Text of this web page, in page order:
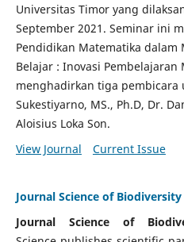
Universitas Timor yang
September 2021. Seminar ini
Pendidikan Matematika dalam
Belajar : Inovasi Pembelajaran
menghadirkan tiga pembicara
Sukestiyarno, MS., Ph.D, Dr.
Aloisius Loka Son.
View Journal
Current Issue
Journal Science of Biodiversity
Journal Science of